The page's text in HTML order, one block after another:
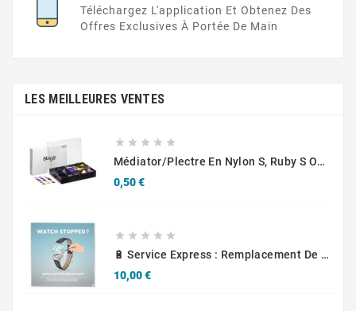
Téléchargez L'application Et Obtenez Des
Offres Exclusives À Portée De Main
LES MEILLEURES VENTES
    
Médiator/plectre En Nylon S, Ruby S Ou Touch L - STAGG PBOX10
0,50 €Prix
    
🔋 Service Express : Remplacement De Piles D'Horlogerie
10,00 €Prix